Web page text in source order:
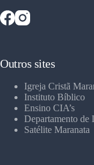
Outros sites
Igreja Cristã
Instituto Bíblico
Ensino CIA’s
Departamento de
Satélite Maranata